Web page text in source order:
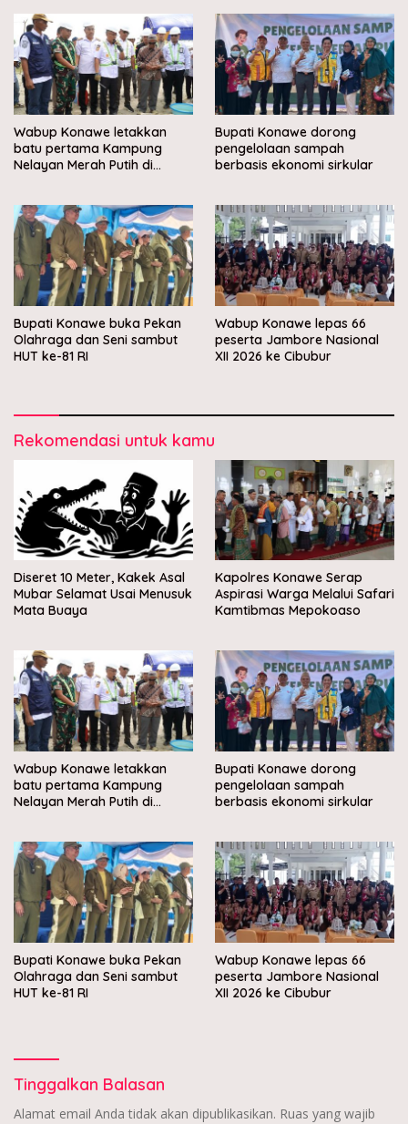
Wabup Konawe letakkan
batu pertama Kampung
Nelayan Merah Putih di
Bupati Konawe dorong
pengelolaan sampah
berbasis ekonomi sirkular
Bupati Konawe buka Pekan
Olahraga dan Seni sambut
HUT ke-81 RI
Wabup Konawe lepas 66
peserta Jambore Nasional
XII 2026 ke Cibubur
Rekomendasi untuk kamu
Diseret 10 Meter, Kakek Asal
Mubar Selamat Usai Menusuk
Mata Buaya
Kapolres Konawe Serap
Aspirasi Warga Melalui Safari
Kamtibmas Mepokoaso
Wabup Konawe letakkan
batu pertama Kampung
Nelayan Merah Putih di
Bupati Konawe dorong
pengelolaan sampah
berbasis ekonomi sirkular
Bupati Konawe buka Pekan
Olahraga dan Seni sambut
HUT ke-81 RI
Wabup Konawe lepas 66
peserta Jambore Nasional
XII 2026 ke Cibubur
Tinggalkan Balasan
Alamat email Anda tidak akan dipublikasikan. Ruas yang wajib